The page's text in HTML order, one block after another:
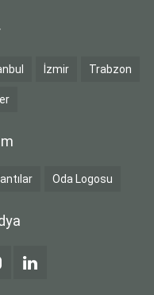
İzmir Trabzon
Oda Logosu